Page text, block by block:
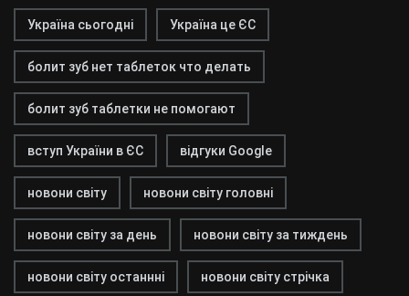
Україна сьогодні Україна це ЄС
болит зуб нет таблеток что делать
болит зуб таблетки не помогают
вступ України в ЄС відгуки Google
новони світу новони світу головні
новони світу за день новони світу за тиждень
новони світу останнні новони світу стрічка